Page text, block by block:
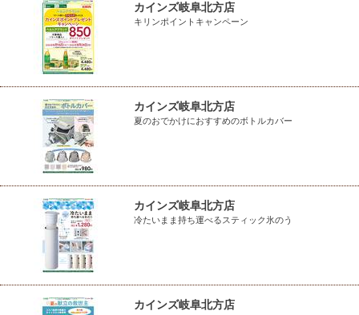
カインズ岐阜北方店
キリンポイントキャンペーン
カインズ岐阜北方店
夏のおでかけにおすすめのボトルカバー
カインズ岐阜北方店
冷たいまま持ち運べるスティック氷のう
カインズ岐阜北方店